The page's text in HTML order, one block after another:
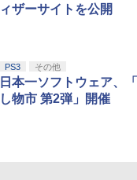
ィザーサイトを公開
PS3 その他
日本一ソフトウェア、
し物市 第2弾」開催